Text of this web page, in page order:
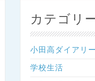
カテゴリ
小田高ダイアリー
学校生活